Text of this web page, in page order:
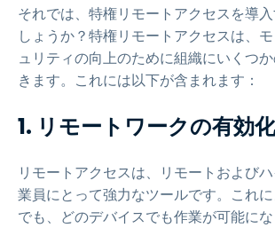
それでは、特権リモートアクセスを導
しょうか？特権リモートアクセスは、
ュリティの向上のために組織にいくつ
きます。これには以下が含まれます：
1. リモートワークの有効化
リモートアクセスは、リモートおよび
業員にとって強力なツールです。これ
でも、どのデバイスでも作業が可能に